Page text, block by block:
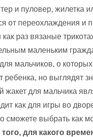
и пуловер, жилетка
от переохлаждения и
раз вязаные
маленьким
мальчиков, о
ребенка, но выглядят
жакет для мальчика
как для игры во
сможете выбрать как
для какого